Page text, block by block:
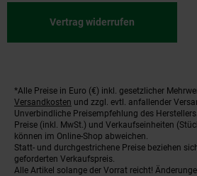
Vertrag widerrufen
Fußnoten
*Alle Preise in Euro (€) inkl. gesetzlicher
Versandkosten und zzgl. evtl. anfallender
Unverbindliche Preisempfehlung des Herstellers.
Preise (inkl. MwSt.) und Verkaufseinheiten
können im Online-Shop abweichen.
Statt- und durchgestrichene Preise beziehen
geforderten Verkaufspreis.
Alle Artikel solange der Vorrat reicht!